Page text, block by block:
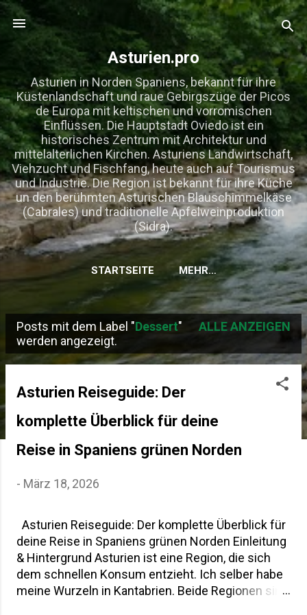
Direkt zum Hauptbereich
Asturien.pro
Asturien in Norden Spaniens, bekannt für ihre
Küstenlandschaft und raue Gebirgszüge der Picos
de Europa mit keltischen und vorromischen
Einflüssen. Die Hauptstadt Oviedo ist ein
historisches Zentrum mit Architektur und
mittelalterlichen Kirchen. Asturiens Landwirtschaft,
Viehzucht und Fischfang, heute auch auf Tourismus
und Industrie. Die Region ist bekannt für ihre Küche
un den berühmten Asturischen Blauschimmelkäse
(Cabrales) und traditionelle Apfelweinproduktion
(Sidra).
STARTSEITE MEHR…
P
o
Posts mit dem Label "Dessert"
werden angezeigt.
ALLE ANZEIGEN
Asturien Reiseguide: Der
komplette Überblick für deine
Reise in Spaniens grünen Norden
- März 18, 2026
Asturien Reiseguide: Der komplette Überblick für
deine Reise in Spaniens grünen Norden Einleitung
& Hintergrund Asturien ist eine Region, die sich
dem schnellen Konsum entzieht. Ich selber habe
meine Wurzeln in Kantabrien. Beide Regionen sind